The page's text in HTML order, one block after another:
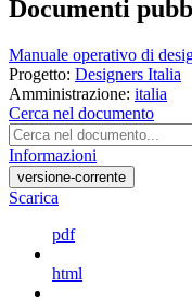
Documenti
Manuale operativo di
Progetto: Designers Italia
Amministrazione: italia
Cerca nel documento
Informazioni
versione-corrente
Scarica
pdf
html